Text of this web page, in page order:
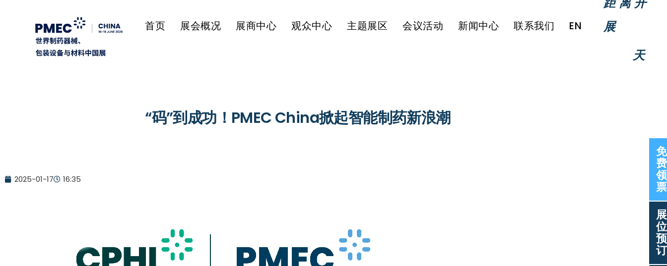
首页 展会概况 展商中心 观众中心 主题展区 会议活动 新闻中心 联系我们 EN
展
天
免
费
领
票
展
位
预
订
“码”到成功！PMEC China掀起智能制药新浪潮
2025-01-17 16:35